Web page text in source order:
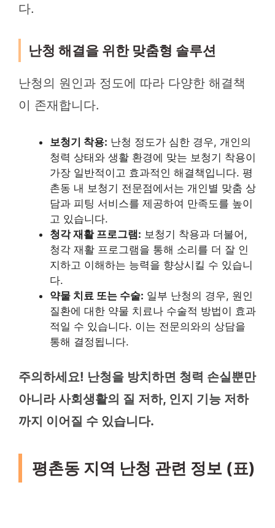
다.
난청 해결을 위한 맞춤형 솔루션
난청의 원인과 정도에 따라 다양한 해결책
이 존재합니다.
보청기 착용: 난청 정도가 심한 경우, 개인의
청력 상태와 생활 환경에 맞는 보청기 착용이
가장 일반적이고 효과적인 해결책입니다. 평
촌동 내 보청기 전문점에서는 개인별 맞춤 상
담과 피팅 서비스를 제공하여 만족도를 높이
고 있습니다.
청각 재활 프로그램: 보청기 착용과 더불어,
청각 재활 프로그램을 통해 소리를 더 잘 인
지하고 이해하는 능력을 향상시킬 수 있습니
다.
약물 치료 또는 수술: 일부 난청의 경우, 원인
질환에 대한 약물 치료나 수술적 방법이 효과
적일 수 있습니다. 이는 전문의와의 상담을
통해 결정됩니다.
주의하세요! 난청을 방치하면 청력 손실뿐만
아니라 사회생활의 질 저하, 인지 기능 저하
까지 이어질 수 있습니다.
평촌동 지역 난청 관련 정보 (표)